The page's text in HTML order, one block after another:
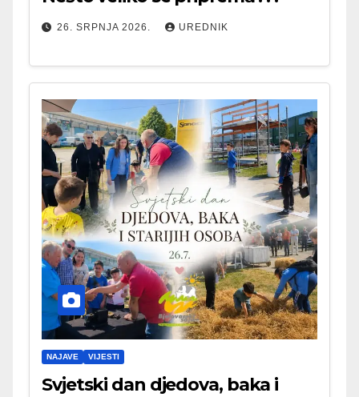
26. SRPNJA 2026. UREDNIK
NAJAVE VIJESTI
Svjetski dan djedova, baka i